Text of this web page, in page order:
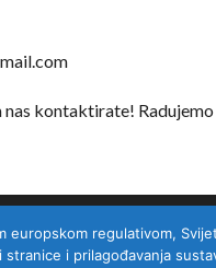
kontaktirate!
Uslovi korištenja
europskom regulativom,
i prilagođavanja